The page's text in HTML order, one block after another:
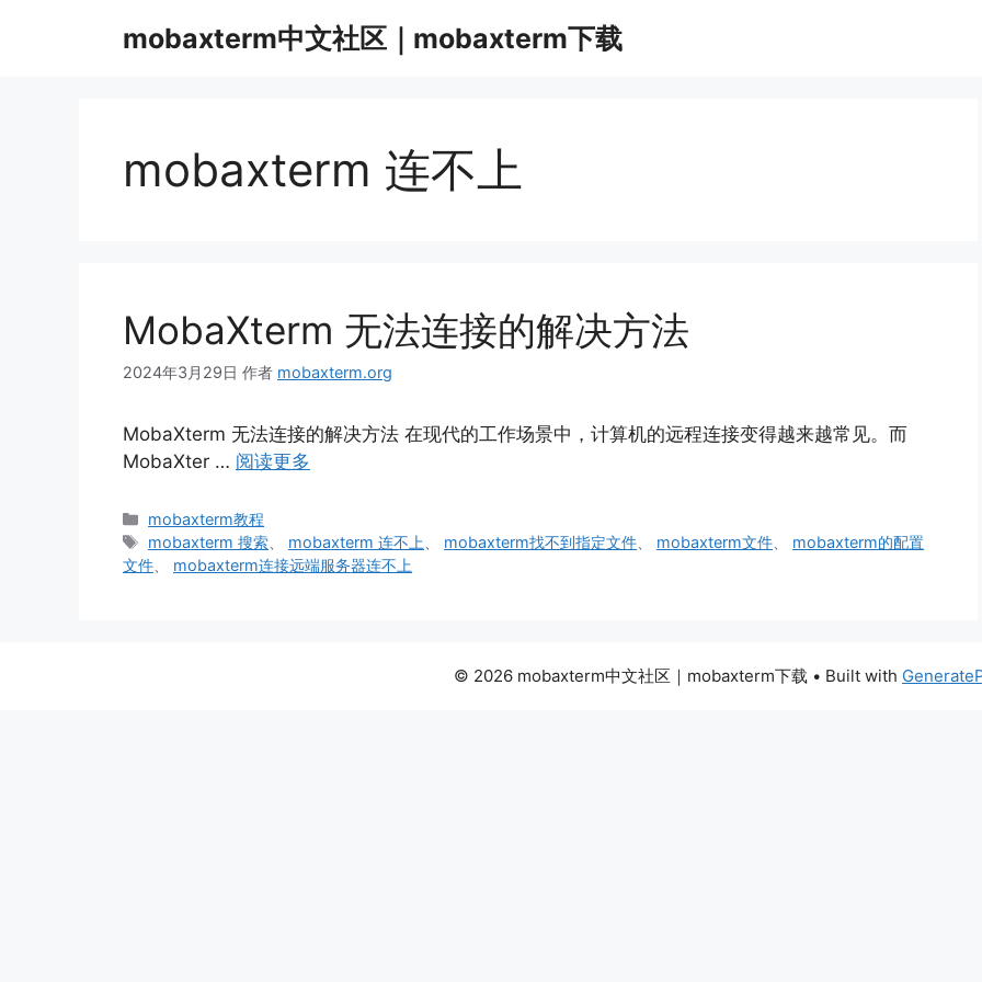
mobaxterm中文社区｜mobaxterm下载
mobaxterm 连不上
MobaXterm 无法连接的解决方法
2024年3月29日 作者 mobaxterm.org
MobaXterm 无法连接的解决方法 在现代的工作场景中，计算机的远程连接变得越来越常见。而
MobaXter … 阅读更多
分
类
mobaxterm教程
标
签
mobaxterm 搜索 mobaxterm 连不上 mobaxterm找不到指定文件 mobaxterm文件
mobaxterm的配置
文件
mobaxterm连接远端服务器连不上
© 2026 mobaxterm中文社区｜mobaxterm下载 • Built with